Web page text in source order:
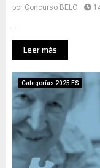
por Concurso BELO
Leer más
Categorías 2025 ES